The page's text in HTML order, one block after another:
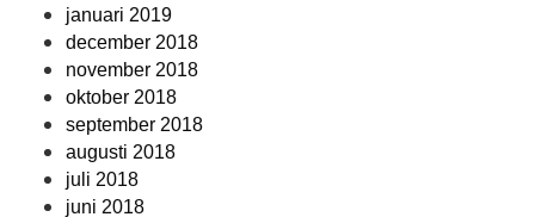
januari 2019
december 2018
november 2018
oktober 2018
september 2018
augusti 2018
juli 2018
juni 2018